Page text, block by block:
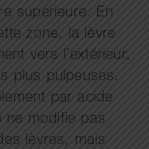
supérieure. En
zone, la lèvre
vers l’extérieur,
plus pulpeuses.
par acide
ne modifie pas
lèvres, mais